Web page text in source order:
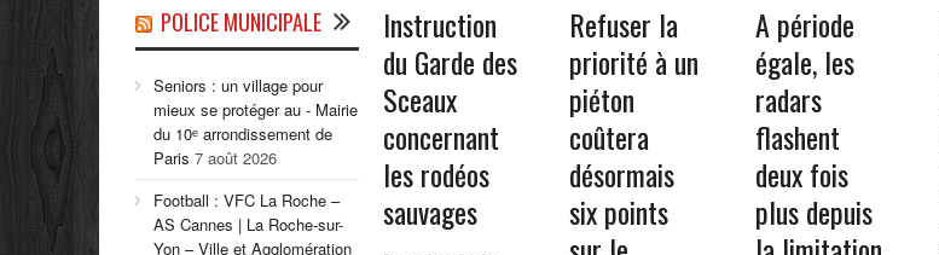
Instruction
du Garde des
Sceaux
concernant
les rodéos
sauvages
Refuser la
priorité à un
piéton
coûtera
désormais
six points
A période
égale, les
radars
flashent
deux fois
plus depuis
POLICE MUNICIPALE
Seniors : un village pour
mieux se protéger au - Mairie
du 10ᵉ arrondissement de
Paris 7 août 2026
Football : VFC La Roche –
AS Cannes | La Roche-sur-
Yon – Ville et Agglomération